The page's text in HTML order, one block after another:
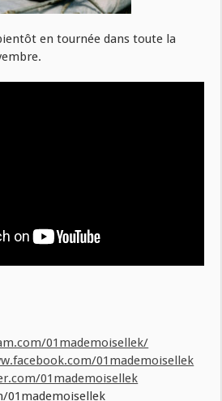
en tournée dans toute la
01mademoisellek/
01mademoisellek
01mademoisellek
01mademoisellek